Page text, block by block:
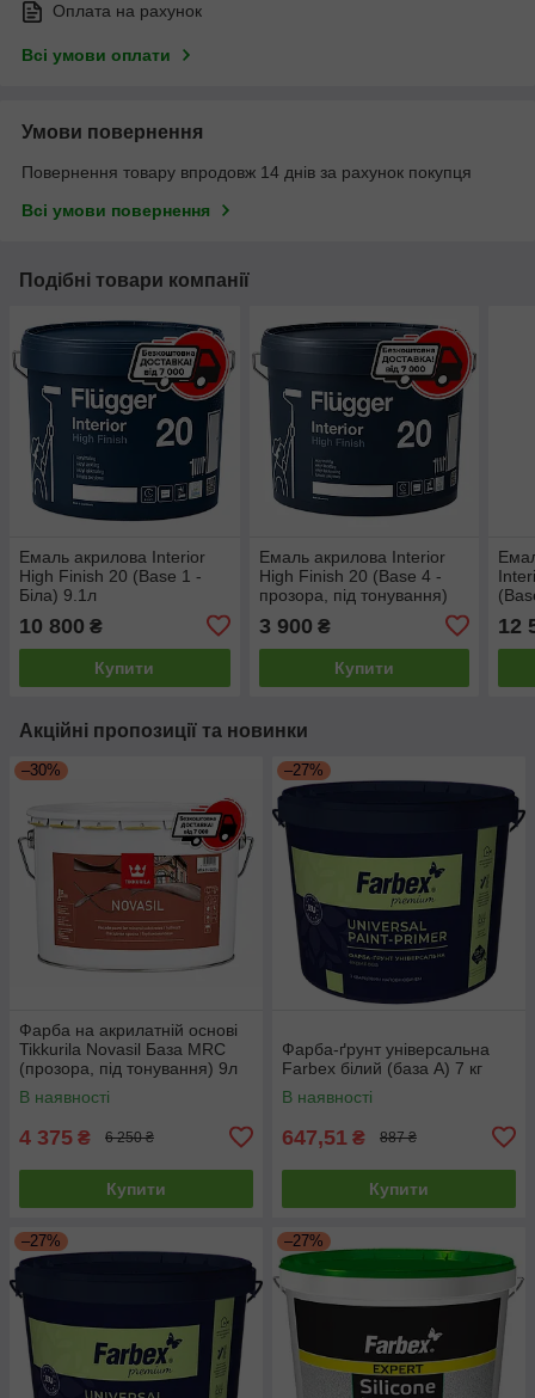
Оплата на рахунок
Всі умови оплати
Умови повернення
Повернення товару впродовж 14 днів за рахунок покупця
Всі умови повернення
Подібні товари компанії
Емаль акрилова Interior
High Finish 20 (Base 1 -
Біла) 9.1л
10 800 ₴
Купити
Емаль акрилова Interior
High Finish 20 (Base 4 -
прозора, під тонування)
3 900 ₴
Купити
12
Акційні пропозиції та новинки
–30%
Фарба на акрилатній основі
Tikkurila Novasil База MRС
(прозора, під тонування) 9л
В наявності
4 375 ₴ 6 250 ₴
Купити
–27%
Фарба-ґрунт універсальна
Farbex білий (база А) 7 кг
В наявності
647,51 ₴ 887 ₴
Купити
–27% –27%